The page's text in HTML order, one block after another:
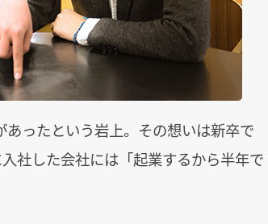
ったという岩上。その想いは新卒で
社した会社には「起業するから半年で